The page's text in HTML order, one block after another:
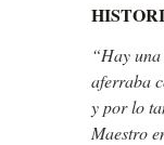
“Hay
aferraba
y por lo
Maestro